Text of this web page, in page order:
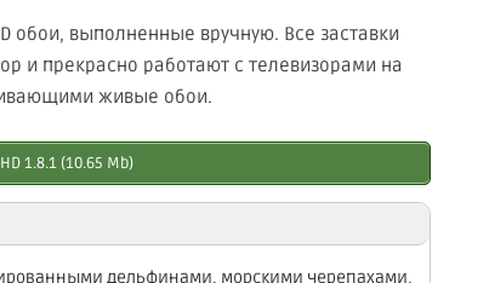
обои, выполненные вручную. Все заставки
и прекрасно работают с телевизорами на
живые обои.
1.8.1 (10.65 Mb)
дельфинами, морскими черепахами,